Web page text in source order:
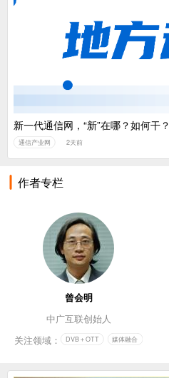
新一代通信网，“新”在哪？如何干？
通信产业网 2天前
作者专栏
曾会明
中广互联创始人
关注领域：
DVB＋OTT 媒体融合